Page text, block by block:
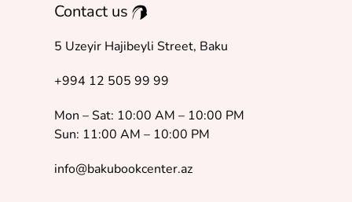
Contact us
5 Uzeyir Hajibeyli Street, Baku
+994 12 505 99 99
Mon – Sat: 10:00 AM – 10:00 PM
Sun: 11:00 AM – 10:00 PM
info@bakubookcenter.az